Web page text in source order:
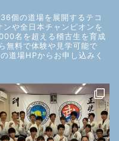
個の道場を展開するテコ
ンや全日本チャンピオンを
名を超える稽古生を育成
無料で体験や見学可能で
道場HPからお申し込みく